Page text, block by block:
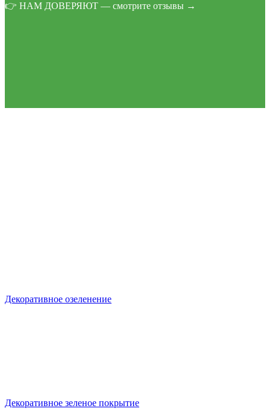
👉 НАМ ДОВЕРЯЮТ — смотрите отзывы →
Декоративное озеленение
Декоративное зеленое покрытие